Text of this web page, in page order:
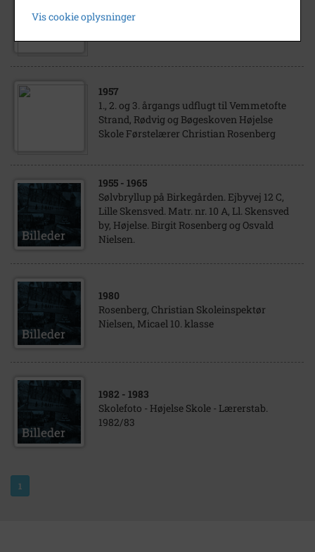
Bornholm Eleverne og førstelærer
1957
1., 2. og 3. årgangs udflugt til Vemmetofte
Strand, Rødvig og Bøgeskoven Højelse
Skole Førstelærer Christian Rosenberg
1955 - 1965
Sølvbryllup på Birkegården. Ejbyvej 12 C,
Lille Skensved. Matr. nr. 10 A, Ll. Skensved
by, Højelse. Birgit Rosenberg og Osvald
Nielsen.
1980
Rosenberg, Christian Skoleinspektør
Nielsen, Micael 10. klasse
1982 - 1983
Skolefoto - Højelse Skole - Lærerstab.
1982/83
1
Vis cookie oplysninger